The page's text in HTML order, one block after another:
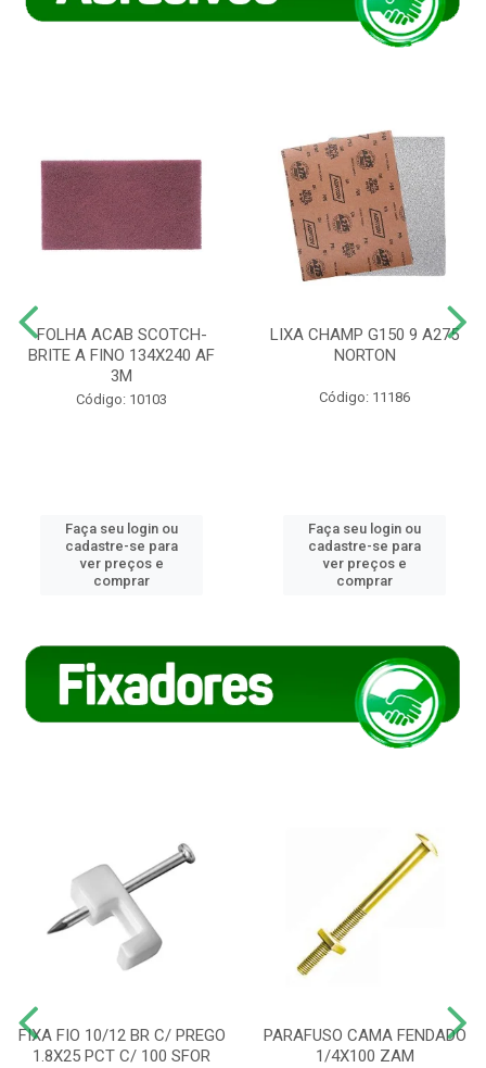
FOLHA ACAB SCOTCH-
BRITE A FINO 134X240 AF
3M
Código: 10103
Faça seu login ou
cadastre-se para
ver preços e
comprar
LIXA CHAMP G150 9 A275
NORTON
Código: 11186
Faça seu login ou
cadastre-se para
ver preços e
comprar
FIXA FIO 10/12 BR C/ PREGO
1.8X25 PCT C/ 100 SFOR
PARAFUSO CAMA FENDADO
1/4X100 ZAM